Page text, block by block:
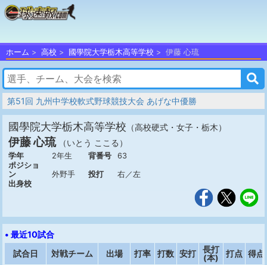
ホーム 高校 國學院大学栃木高等学校 伊藤 心琉
第51回 九州中学校軟式野球競技大会 あげな中優勝
國學院大学栃木高等学校 （高校硬式・女子・栃木）
伊藤 心琉 （いとう ここる）
学年 2年生 背番号
63
ポジショ
ン
外野手 投打
右／左
出身校
• 最近10試合
試合日 対戦チーム 出場 打率 打数 安打
長打
(本)
打点 得点